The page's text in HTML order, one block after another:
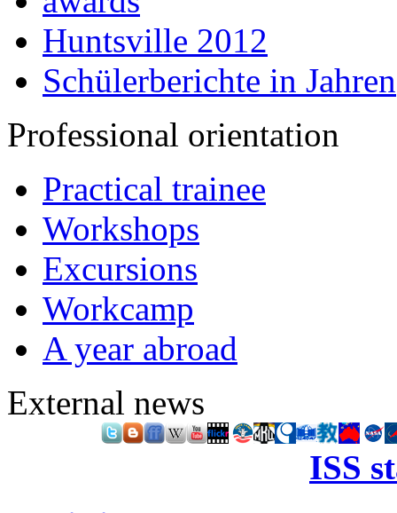
Huntsville 2012
Schülerberichte in Jahren
Professional orientation
Practical trainee
Workshops
Excursions
Workcamp
A year abroad
External news
ISS